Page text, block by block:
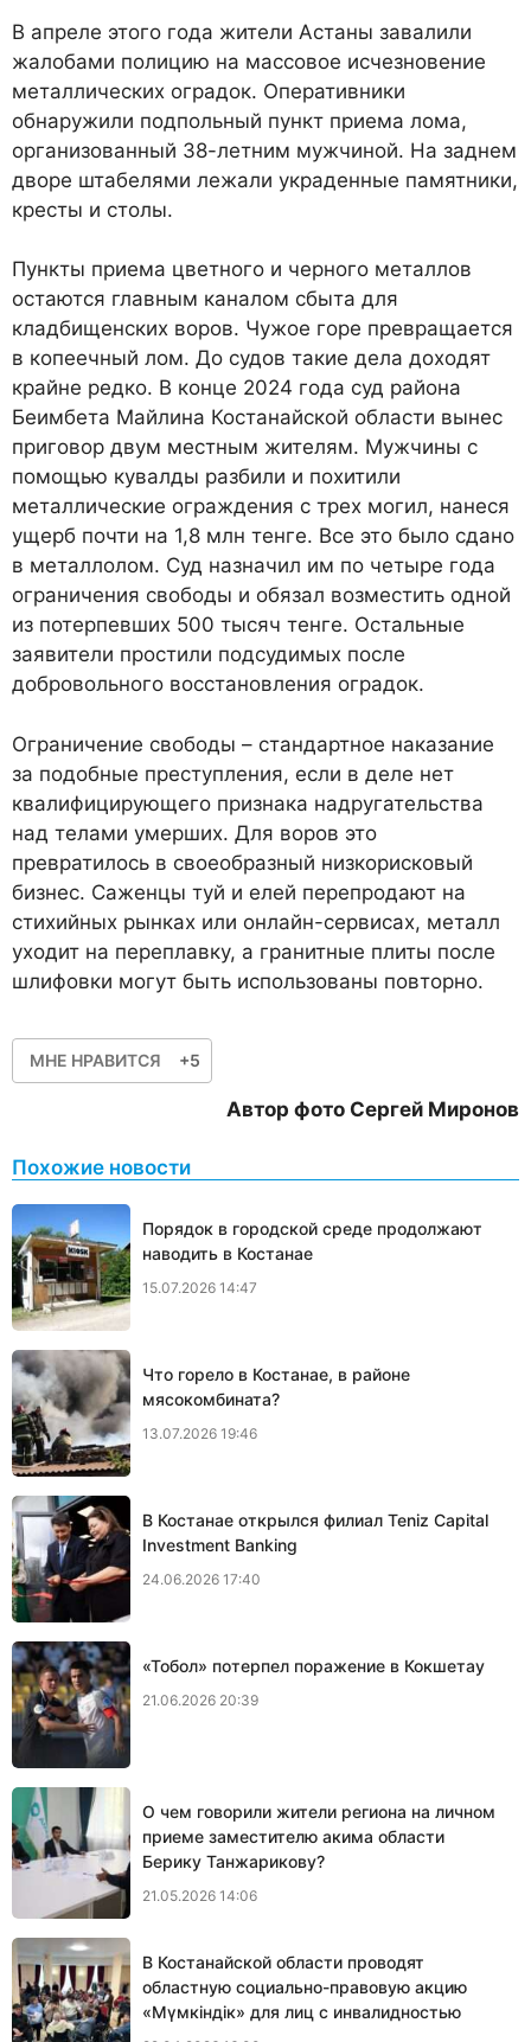
В апреле этого года жители Астаны завалили
жалобами полицию на массовое исчезновение
металлических оградок. Оперативники
обнаружили подпольный пункт приема лома,
организованный 38-летним мужчиной. На заднем
дворе штабелями лежали украденные памятники,
кресты и столы.
Пункты приема цветного и черного металлов
остаются главным каналом сбыта для
кладбищенских воров. Чужое горе превращается
в копеечный лом. До судов такие дела доходят
крайне редко. В конце 2024 года суд района
Беимбета Майлина Костанайской области вынес
приговор двум местным жителям. Мужчины с
помощью кувалды разбили и похитили
металлические ограждения с трех могил, нанеся
ущерб почти на 1,8 млн тенге. Все это было сдано
в металлолом. Суд назначил им по четыре года
ограничения свободы и обязал возместить одной
из потерпевших 500 тысяч тенге. Остальные
заявители простили подсудимых после
добровольного восстановления оградок.
Ограничение свободы – стандартное наказание
за подобные преступления, если в деле нет
квалифицирующего признака надругательства
над телами умерших. Для воров это
превратилось в своеобразный низкорисковый
бизнес. Саженцы туй и елей перепродают на
стихийных рынках или онлайн-сервисах, металл
уходит на переплавку, а гранитные плиты после
шлифовки могут быть использованы повторно.
МНЕ НРАВИТСЯ +5
Автор фото Сергей Миронов
Похожие новости
Порядок в городской среде продолжают
наводить в Костанае
15.07.2026 14:47
Что горело в Костанае, в районе
мясокомбината?
13.07.2026 19:46
В Костанае открылся филиал Teniz Capital
Investment Banking
24.06.2026 17:40
«Тобол» потерпел поражение в Кокшетау
21.06.2026 20:39
О чем говорили жители региона на личном
приеме заместителю акима области
Берику Танжарикову?
21.05.2026 14:06
В Костанайской области проводят
областную социально-правовую акцию
«Мүмкіндік» для лиц с инвалидностью